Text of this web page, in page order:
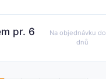
pr. 6
Na objednávku do
dnů